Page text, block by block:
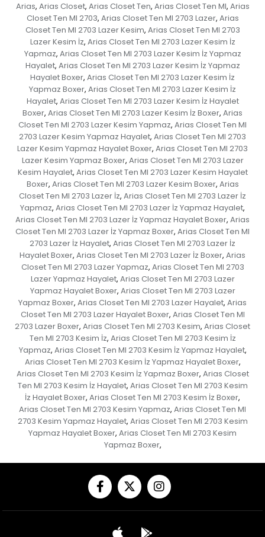
Arias, Arias Closet, Arias Closet Ten, Arias Closet Ten MI, Arias
Closet Ten MI 2703, Arias Closet Ten MI 2703 Lazer, Arias
Closet Ten MI 2703 Lazer Kesim, Arias Closet Ten MI 2703
Lazer Kesim İz, Arias Closet Ten MI 2703 Lazer Kesim İz
Yapmaz, Arias Closet Ten MI 2703 Lazer Kesim İz Yapmaz
Hayalet, Arias Closet Ten MI 2703 Lazer Kesim İz Yapmaz
Hayalet Boxer, Arias Closet Ten MI 2703 Lazer Kesim İz
Yapmaz Boxer, Arias Closet Ten MI 2703 Lazer Kesim İz
Hayalet, Arias Closet Ten MI 2703 Lazer Kesim İz Hayalet
Boxer, Arias Closet Ten MI 2703 Lazer Kesim İz Boxer, Arias
Closet Ten MI 2703 Lazer Kesim Yapmaz, Arias Closet Ten MI
2703 Lazer Kesim Yapmaz Hayalet, Arias Closet Ten MI 2703
Lazer Kesim Yapmaz Hayalet Boxer, Arias Closet Ten MI 2703
Lazer Kesim Yapmaz Boxer, Arias Closet Ten MI 2703 Lazer
Kesim Hayalet, Arias Closet Ten MI 2703 Lazer Kesim Hayalet
Boxer, Arias Closet Ten MI 2703 Lazer Kesim Boxer, Arias
Closet Ten MI 2703 Lazer İz, Arias Closet Ten MI 2703 Lazer İz
Yapmaz, Arias Closet Ten MI 2703 Lazer İz Yapmaz Hayalet,
Arias Closet Ten MI 2703 Lazer İz Yapmaz Hayalet Boxer, Arias
Closet Ten MI 2703 Lazer İz Yapmaz Boxer, Arias Closet Ten MI
2703 Lazer İz Hayalet, Arias Closet Ten MI 2703 Lazer İz
Hayalet Boxer, Arias Closet Ten MI 2703 Lazer İz Boxer, Arias
Closet Ten MI 2703 Lazer Yapmaz, Arias Closet Ten MI 2703
Lazer Yapmaz Hayalet, Arias Closet Ten MI 2703 Lazer
Yapmaz Hayalet Boxer, Arias Closet Ten MI 2703 Lazer
Yapmaz Boxer, Arias Closet Ten MI 2703 Lazer Hayalet, Arias
Closet Ten MI 2703 Lazer Hayalet Boxer, Arias Closet Ten MI
2703 Lazer Boxer, Arias Closet Ten MI 2703 Kesim, Arias Closet
Ten MI 2703 Kesim İz, Arias Closet Ten MI 2703 Kesim İz
Yapmaz, Arias Closet Ten MI 2703 Kesim İz Yapmaz Hayalet,
Arias Closet Ten MI 2703 Kesim İz Yapmaz Hayalet Boxer,
Arias Closet Ten MI 2703 Kesim İz Yapmaz Boxer, Arias Closet
Ten MI 2703 Kesim İz Hayalet, Arias Closet Ten MI 2703 Kesim
İz Hayalet Boxer, Arias Closet Ten MI 2703 Kesim İz Boxer,
Arias Closet Ten MI 2703 Kesim Yapmaz, Arias Closet Ten MI
2703 Kesim Yapmaz Hayalet, Arias Closet Ten MI 2703 Kesim
Yapmaz Hayalet Boxer, Arias Closet Ten MI 2703 Kesim
Yapmaz Boxer,